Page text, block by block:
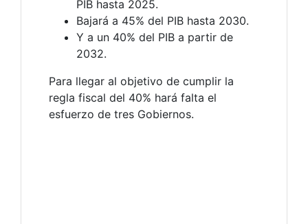
PIB hasta 2025.
Bajará a 45% del PIB hasta 2030.
Y a un 40% del PIB a partir de
2032.
Para llegar al objetivo de cumplir la
regla fiscal del 40% hará falta el
esfuerzo de tres Gobiernos.